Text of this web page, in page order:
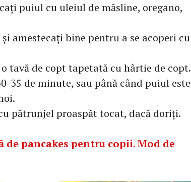
puiul cu uleiul de măsline, oregano,
amestecați bine pentru a se acoperi cu
tavă de copt tapetată cu hârtie de copt.
35 de minute, sau până când puiul este
pătrunjel proaspăt tocat, dacă doriți.
de pancakes pentru copii. Mod de